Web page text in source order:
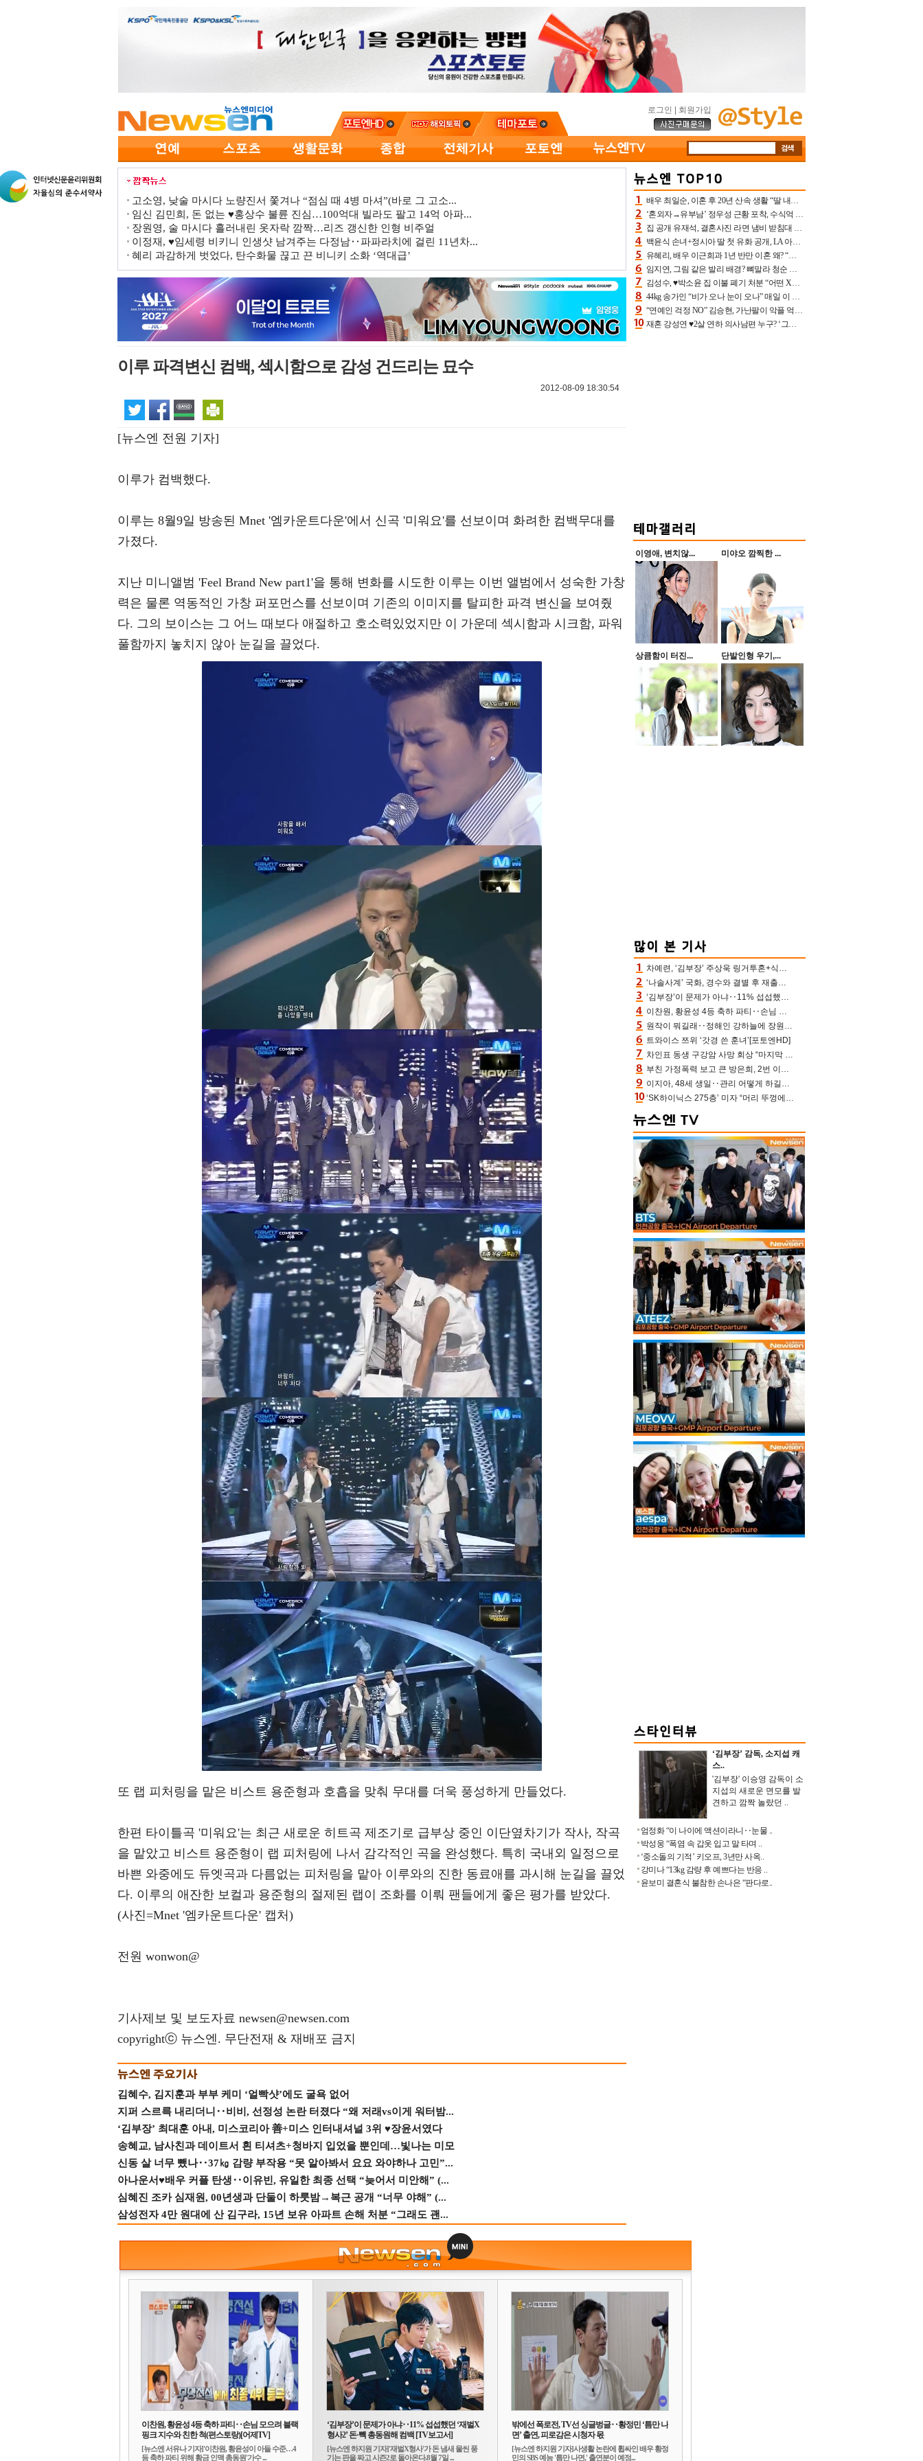
로그인 회원가입
고소영, 낮술 마시다 노량진서 쫓겨나 “점심 때 4병 마셔”(바로 그 고소...
임신 김민희, 돈 없는 ♥홍상수 불륜 진심…100억대 빌라도 팔고 14억 아파...
장원영, 술 마시다 흘러내린 옷자락 깜짝…리즈 갱신한 인형 비주얼
이정재, ♥임세령 비키니 인생샷 남겨주는 다정남‥파파라치에 걸린 11년차...
혜리 과감하게 벗었다, 탄수화물 끊고 끈 비니키 소화 ‘역대급’
이루 파격변신 컴백, 섹시함으로 감성 건드리는 묘수
2012-08-09 18:30:54
[뉴스엔 전원 기자]
이루가 컴백했다.
이루는 8월9일 방송된 Mnet '엠카운트다운'에서 신곡 '미워요'를 선보이며 화려한 컴백무대를
가졌다.
지난 미니앨범 'Feel Brand New part1'을 통해 변화를 시도한 이루는 이번 앨범에서 성숙한 가창
력은 물론 역동적인 가창 퍼포먼스를 선보이며 기존의 이미지를 탈피한 파격 변신을 보여줬
다. 그의 보이스는 그 어느 때보다 애절하고 호소력있었지만 이 가운데 섹시함과 시크함, 파워
풀함까지 놓치지 않아 눈길을 끌었다.
또 랩 피처링을 맡은 비스트 용준형과 호흡을 맞춰 무대를 더욱 풍성하게 만들었다.
한편 타이틀곡 '미워요'는 최근 새로운 히트곡 제조기로 급부상 중인 이단옆차기가 작사, 작곡
을 맡았고 비스트 용준형이 랩 피처링에 나서 감각적인 곡을 완성했다. 특히 국내외 일정으로
바쁜 와중에도 듀엣곡과 다름없는 피처링을 맡아 이루와의 진한 동료애를 과시해 눈길을 끌었
다. 이루의 애잔한 보컬과 용준형의 절제된 랩이 조화를 이뤄 팬들에게 좋은 평가를 받았다.
(사진=Mnet '엠카운트다운' 캡처)
전원 wonwon@
기사제보 및 보도자료 newsen@newsen.com
copyrightⓒ 뉴스엔. 무단전재 & 재배포 금지
김혜수, 김지훈과 부부 케미 ‘얼빡샷’에도 굴욕 없어
지퍼 스르륵 내리더니‥비비, 선정성 논란 터졌다 “왜 저래vs이게 워터밤...
‘김부장’ 최대훈 아내, 미스코리아 善+미스 인터내셔널 3위 ♥장윤서였다
송혜교, 남사친과 데이트서 흰 티셔츠+청바지 입었을 뿐인데…빛나는 미모
신동 살 너무 뺐나‥37㎏ 감량 부작용 “못 알아봐서 요요 와야하나 고민”...
아나운서♥배우 커플 탄생‥이유빈, 유일한 최종 선택 “늦어서 미안해” (...
심혜진 조카 심재원, 00년생과 단둘이 하룻밤→복근 공개 “너무 야해” (...
삼성전자 4만 원대에 산 김구라, 15년 보유 아파트 손해 처분 “그래도 괜...
배우 최일순, 이혼 후 20년 산속 생활 “딸 내가 버렸다고 원망‥맘 아파”(특종)[어제TV]
‘혼외자→유부남’ 정우성 근황 포착, 수식억 해킹 피해 후배 만났다 “존경하는”
집 공개 유재석, 결혼사진 라면 냄비 받침대 되고 분노‥가족사진도 피해(놀뭐)[어제TV]
백윤식 손녀+정시아 딸 첫 유화 공개, LA 아트쇼→서울국제조각페스타 작가다운 수준급 실력
유혜리, 배우 이근희과 1년 반만 이혼 왜? “식칼 꽂고 의자 던져” 충격 폭로(특종)[어제TV]
임지연, 그림 같은 발리 배경? 뼈말라 청순 비키니 핏에 상대 안 되네
김성수, ♥박소윤 집 이불 폐기 처분 “어떤 X이랑 썼을지 몰라” 질투(신랑수업2)[어제TV]
44kg 송가인 “비가 오나 눈이 오나” 매일 이 운동, 허벅지 근육량 상승+체지방 감소
“연예인 걱정 NO” 김승현, 가난팔이 악플 억울할만‥아내+딸과 日 여행
재혼 강성연 ♥2살 연하 의사남편 누구? ‘그알’ 자문의에 훈남 비주얼 초엘리트 스펙 [종합]
이영애, 변치않... 미야오 깜찍한 ...
상큼함이 터진... 단발인형 우기,...
차예련, ‘김부장’ 주상욱 링거투혼+식스팩 비화 “옷 벗는데 아저씨는 안 된다고”(차장금)
‘나솔사계’ 국화, 경수와 결별 후 재출연…첫인상 3표 몰표
‘김부장’이 문제가 아냐‥11% 섭섭했던 ‘재벌X형사2’ 돈·빽 총동원해 컴백 [TV보고서]
이찬원, 황윤성 4등 축하 파티‥손님 모으려 블랙핑크 지수와 친한 척(편스토랑)[어제TV]
원작이 뭐길래‥정해인 강하늘에 장원영까지 참여한 이 영화
트와이스 쯔위 ‘갓경 쓴 훈녀’[포토엔HD]
차인표 동생 구강암 사망 회상 “마지막 순간 동생 손 잡아준 신애라, 두고두고 고마워” (신애라이프)
부친 가정폭력 보고 큰 방은희, 2번 이혼 후 잠수→母 고독사에 자책(특종세상)[어제TV]
이지아, 48세 생일‥관리 어떻게 하길래 놀라운 동안 미모
‘SK하이닉스 275층’ 미자 “머리 뚜껑에서 사, 주식만 안 해도 돈 버는 것”
‘김부장’ 감독, 소지섭 캐
스..
'김부장' 이승영 감독이 소
지섭의 새로운 면모를 발
견하고 깜짝 놀랐던 ..
엄정화 “이 나이에 액션이라니‥눈물 ..
박성웅 “폭염 속 갑옷 입고 말 타며 ..
‘중소돌의 기적’ 키오프, 3년만 사옥..
강미나 “13kg 감량 후 예쁘다는 반응 ..
윤보미 결혼식 불참한 손나은 “판다로..
이찬원, 황윤성 4등 축하 파티‥손님 모으려 블랙
핑크 지수와 친한 척(편스토랑)[어제TV]
[뉴스엔 서유나 기자]'이찬원, 황윤성이 아들 수준…4
등 축하 파티 위해 황금 인맥 총동원'가수 ...
‘김부장’이 문제가 아냐‥11% 섭섭했던 ‘재벌X
형사2’ 돈·빽 총동원해 컴백 [TV보고서]
[뉴스엔 하지원 기자]'재벌X형사'가 돈 냄새 물씬 풍
기는 판을 짜고 시즌2로 돌아온다.8월 7일 ...
밖에선 폭로전, TV선 싱글벙글‥황정민 ‘틈만 나
면’ 출연, 피로감은 시청자 몫
[뉴스엔 하지원 기자]사생활 논란에 휩싸인 배우 황정
민의 SBS 예능 '틈만 나면,' 출연분이 예정...